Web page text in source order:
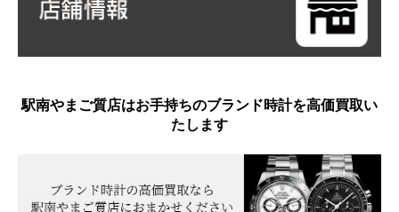
駅南やまご質店はお手持ちのブランド時計を高価買取い
たします